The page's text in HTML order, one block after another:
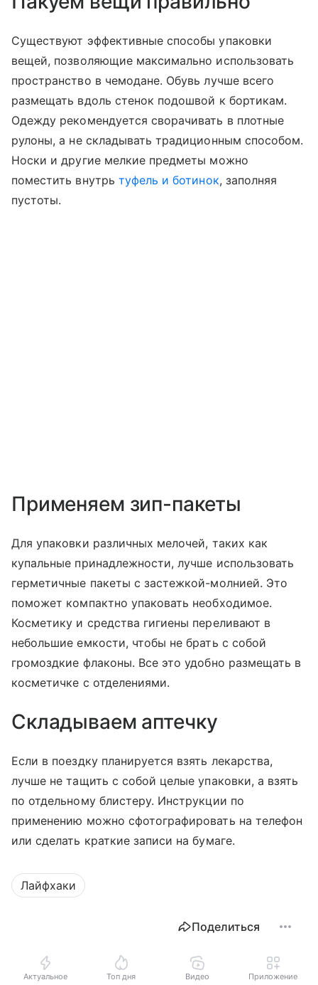
Существуют эффективные способы упаковки
вещей, позволяющие максимально использовать
пространство в чемодане. Обувь лучше всего
размещать вдоль стенок подошвой к бортикам.
Одежду рекомендуется сворачивать в плотные
рулоны, а не складывать традиционным способом.
Носки и другие мелкие предметы можно
поместить внутрь туфель и ботинок, заполняя
пустоты.
Применяем зип-пакеты
Для упаковки различных мелочей, таких как
купальные принадлежности, лучше использовать
герметичные пакеты с застежкой-молнией. Это
поможет компактно упаковать необходимое.
Косметику и средства гигиены переливают в
небольшие емкости, чтобы не брать с собой
громоздкие флаконы. Все это удобно размещать в
косметичке с отделениями.
Складываем аптечку
Если в поездку планируется взять лекарства,
лучше не тащить с собой целые упаковки, а взять
по отдельному блистеру. Инструкции по
применению можно сфотографировать на телефон
или сделать краткие записи на бумаге.
Лайфхаки
Поделиться
Актуальное Топ дня Видео Приложение